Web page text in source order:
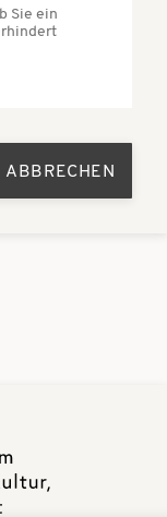
Sie ein
ABBRECHEN